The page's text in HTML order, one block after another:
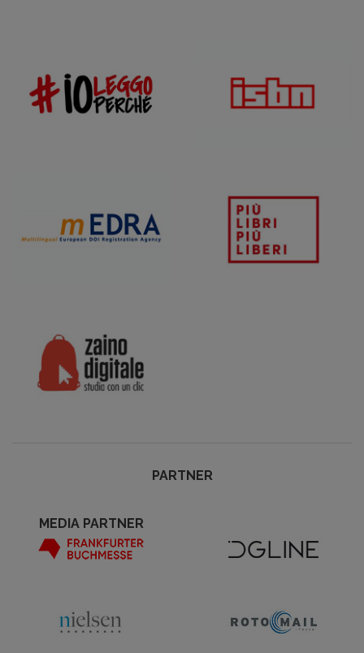
PARTNER
MEDIA PARTNER